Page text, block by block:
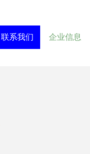
联系我们 企业信息